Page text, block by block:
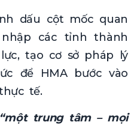
dấu cột mốc quan
các tỉnh thành
tạo cơ sở pháp lý
để HMA bước vào
tế.
“một trung tâm – mọi